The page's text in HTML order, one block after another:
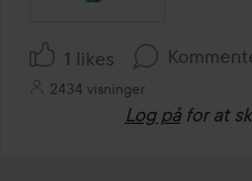
1 likes
2434 visninger
Log på for at